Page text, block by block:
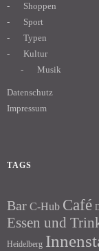
Shoppen
Sport
Typen
Kultur
Musik
Datenschutz
Impressum
TAGS
Bar C-Hub Café
Essen und
Heidelberg